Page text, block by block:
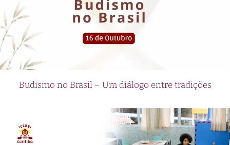
Budismo no Brasil – Um diálogo entre tradições